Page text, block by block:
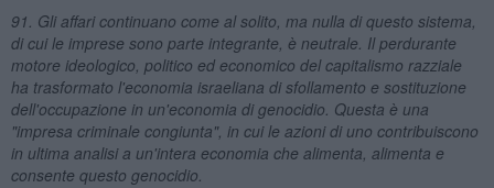
91. Gli affari continuano come al solito, ma nulla di questo sistema,
di cui le imprese sono parte integrante, è neutrale. Il perdurante
motore ideologico, politico ed economico del capitalismo razziale
ha trasformato l'economia israeliana di sfollamento e sostituzione
dell'occupazione in un'economia di genocidio. Questa è una
"impresa criminale congiunta", in cui le azioni di uno contribuiscono
in ultima analisi a un'intera economia che alimenta, alimenta e
consente questo genocidio.